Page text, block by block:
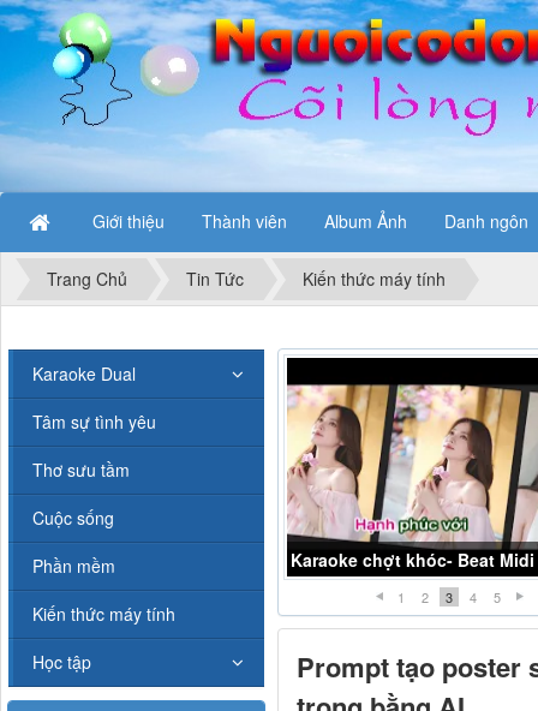
Giới thiệu Thành viên Album Ảnh Danh ngôn
Trang Chủ Tin Tức Kiến thức máy tính
Karaoke chợt khóc- Beat Midi
1 2 3 4 5
Prompt tạo poster
Karaoke Dual
Tâm sự tình yêu
Thơ sưu tầm
Cuộc sống
Phần mềm
Kiến thức máy tính
Học tập